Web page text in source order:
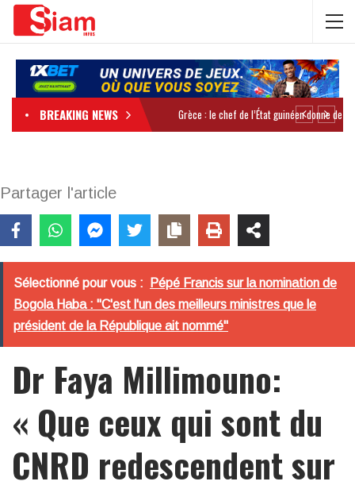
BREAKING NEWS
Partager l'article
Sélectionné pour vous :
Pépé Francis sur la nomination de
Bogola Haba : "C'est l'un des meilleurs ministres que le
président de la République ait nommé"
Dr Faya Millimouno:
« Que ceux qui sont du
CNRD redescendent sur